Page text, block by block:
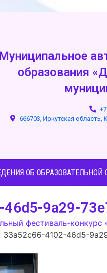
Муниципальное
образования
666703, Иркутская область,
ОБ ОБРАЗОВАТЕЛЬНОЙ
9a29-
фестиваль-конкурс
33a52c66-4102-46d5-